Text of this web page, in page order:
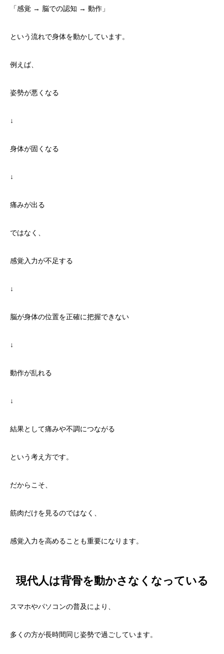
「感覚 → 脳での認知 → 動作」
という流れで身体を動かしています。
例えば、
姿勢が悪くなる
↓
身体が固くなる
↓
痛みが出る
ではなく、
感覚入力が不足する
↓
脳が身体の位置を正確に把握できない
↓
動作が乱れる
↓
結果として痛みや不調につながる
という考え方です。
だからこそ、
筋肉だけを見るのではなく、
感覚入力を高めることも重要になります。
現代人は背骨を動かさなくなっている
スマホやパソコンの普及により、
多くの方が長時間同じ姿勢で過ごしています。